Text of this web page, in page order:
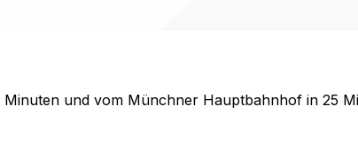
und vom Münchner Hauptbahnhof in 25